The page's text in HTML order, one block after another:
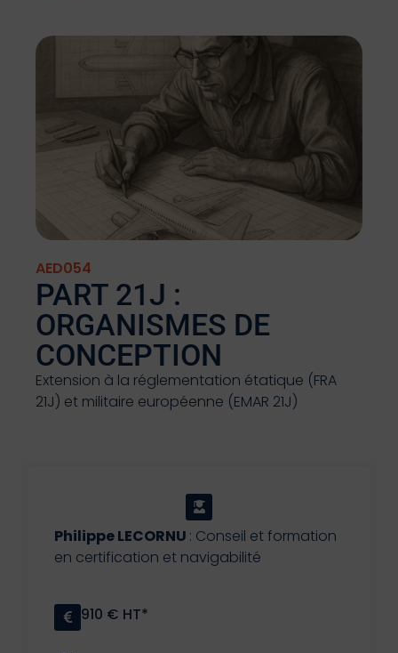
AED054
PART 21J :
ORGANISMES DE
CONCEPTION
Extension à la réglementation étatique (FRA
21J) et militaire européenne (EMAR 21J)
Philippe LECORNU : Conseil et formation
en certification et navigabilité
910 € HT*